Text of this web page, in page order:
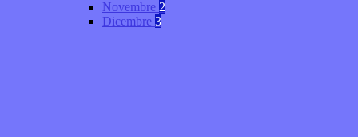
Novembre 2
Dicembre 3